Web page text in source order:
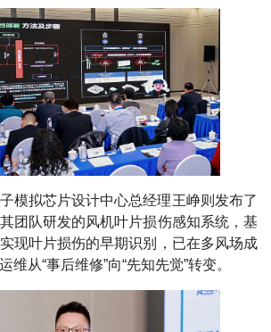
模拟芯片设计中心总经理王峥则发布了
团队研发的风机叶片损伤感知系统，基
现叶片损伤的早期识别，已在多风场成
维从“事后维修”向“先知先觉”转变。